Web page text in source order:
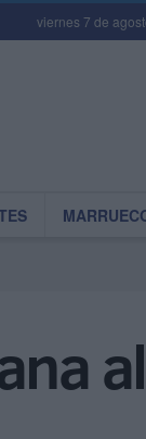
viernes 7 de
al